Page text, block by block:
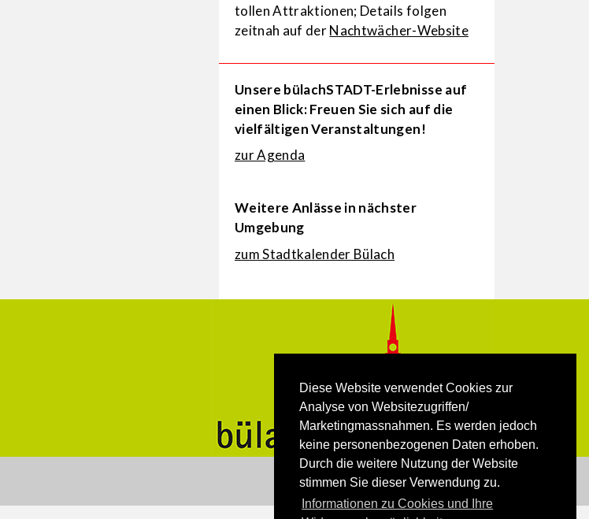
Diese Website verwendet Cookies zur
Analyse von Websitezugriffen/
Marketingmassnahmen. Es werden jedoch
keine personenbezogenen Daten erhoben.
Durch die weitere Nutzung der Website
stimmen Sie dieser Verwendung zu.
Informationen zu Cookies und Ihre
tollen Attraktionen; Details folgen
zeitnah auf derNachtwächer-Website
Unsere bülachSTADT-Erlebnisse auf
einen Blick: Freuen Sie sich auf die
vielfältigen Veranstaltungen!
zur Agenda
Weitere Anlässe in nächster
Umgebung
zum Stadtkalender Bülach